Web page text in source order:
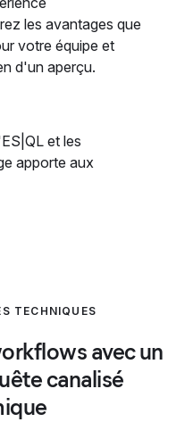
les avantages que
votre équipe et
d'un aperçu.
et les
apporte aux
TECHNIQUES
avec un
canalisé